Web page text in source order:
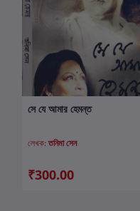
কার্টে যোগ করুন
সে যে আমার হেমন্ত
লেখক:তনিমা সেন
₹300.00